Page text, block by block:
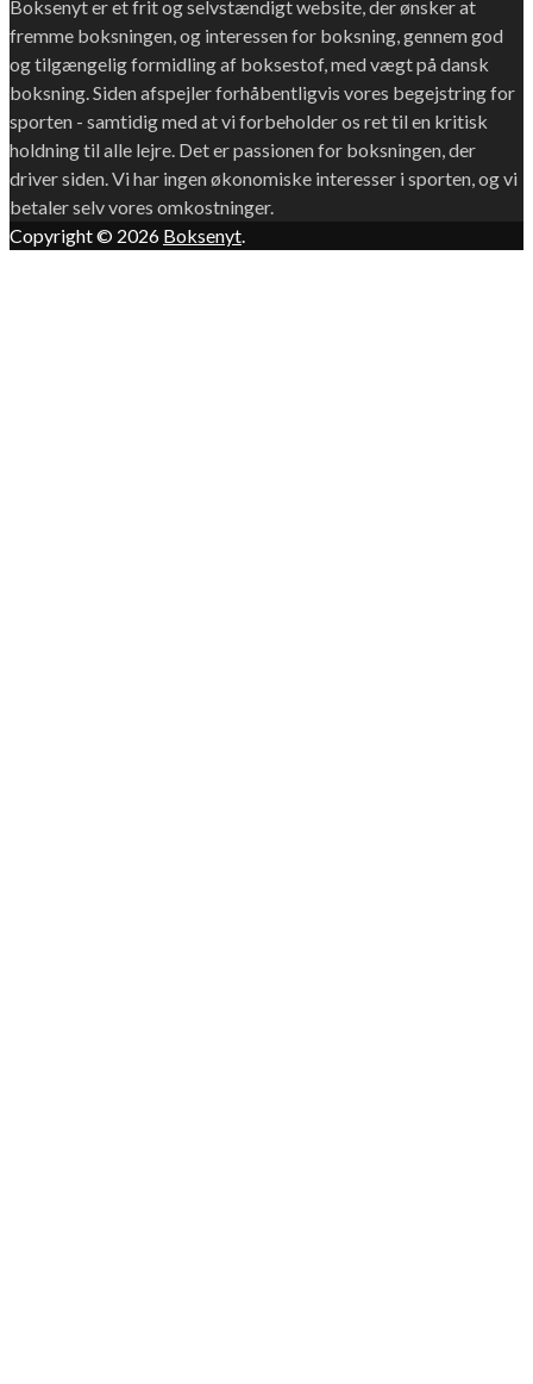
Boksenyt er et frit og selvstændigt website, der ønsker at
fremme boksningen, og interessen for boksning, gennem god
og tilgængelig formidling af boksestof, med vægt på dansk
boksning. Siden afspejler forhåbentligvis vores begejstring for
sporten - samtidig med at vi forbeholder os ret til en kritisk
holdning til alle lejre. Det er passionen for boksningen, der
driver siden. Vi har ingen økonomiske interesser i sporten, og vi
betaler selv vores omkostninger.
Copyright © 2026 Boksenyt.